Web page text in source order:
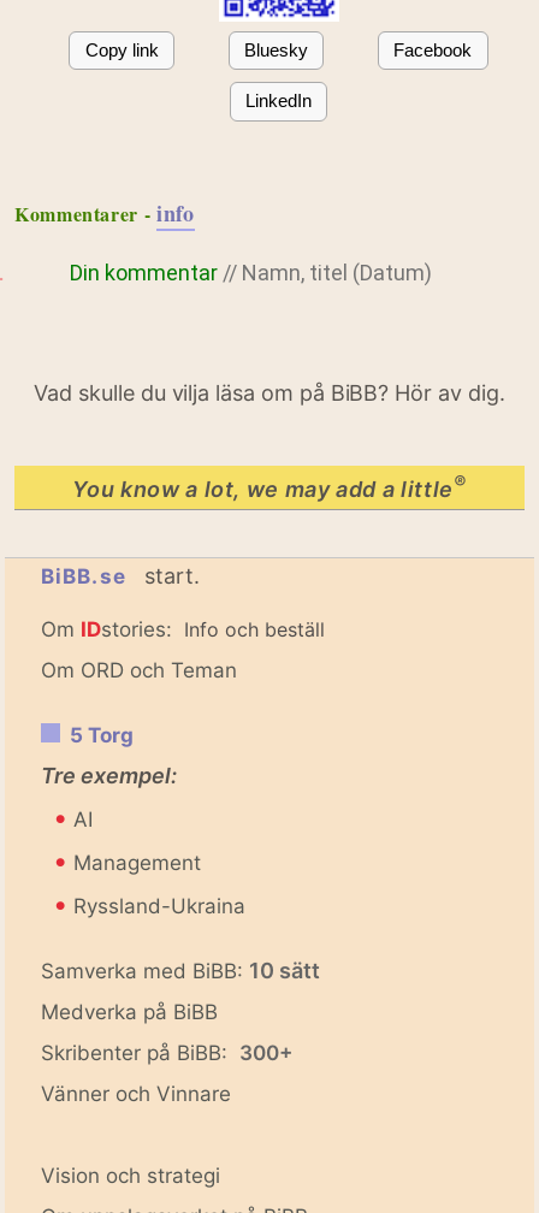
Copy link Bluesky Facebook
LinkedIn
Kommentarer - info
Din kommentar // Namn, titel (Datum)
Vad skulle du vilja läsa om på BiBB? Hör av dig.
You know a lot, we may add a little®
BiBB.se start.
Om IDstories: Info och beställ
Om ORD och Teman
5 Torg
Tre exempel:
• AI
• Management
• Ryssland-Ukraina
Samverka med BiBB: 10 sätt
Medverka på BiBB
Skribenter på BiBB: 300+
Vänner och Vinnare
Vision och strategi